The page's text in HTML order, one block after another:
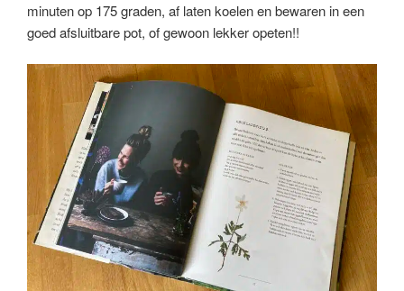
minuten op 175 graden, af laten koelen en bewaren in een
goed afsluitbare pot, of gewoon lekker opeten!!